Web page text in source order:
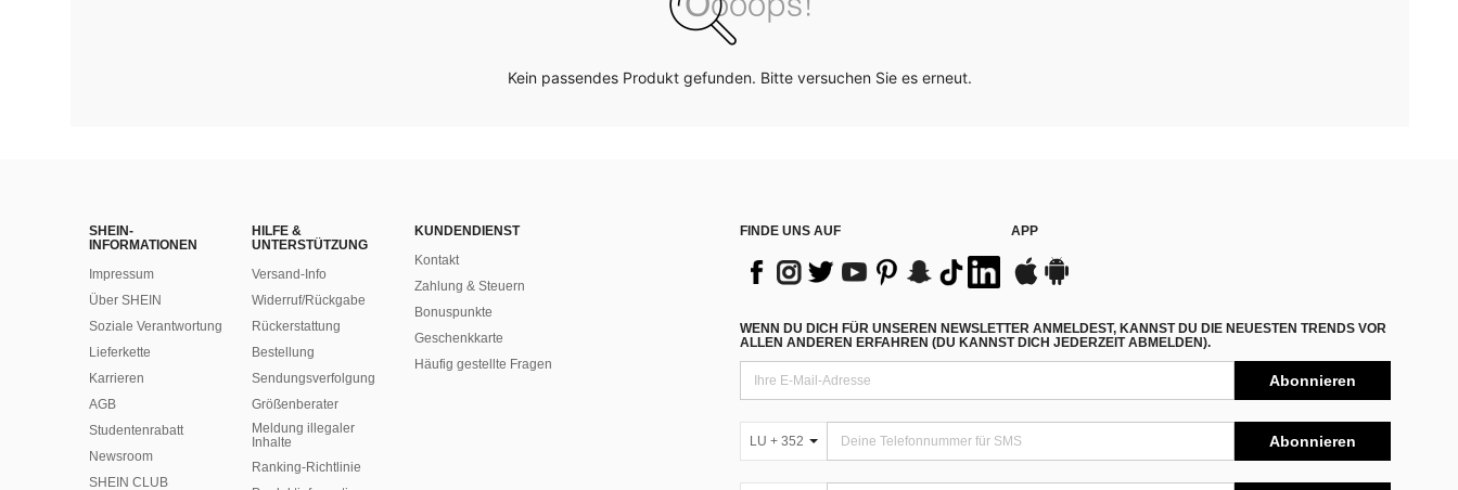
Kein passendes Produkt gefunden. Bitte versuchen Sie es erneut.
SHEIN-
INFORMATIONEN
Impressum
Über SHEIN
Soziale Verantwortung
Lieferkette
Karrieren
AGB
Studentenrabatt
Newsroom
SHEIN CLUB
HILFE &
UNTERSTÜTZUNG
Versand-Info
Widerruf/Rückgabe
Rückerstattung
Bestellung
Sendungsverfolgung
Größenberater
Meldung illegaler
Inhalte
Ranking-Richtlinie
KUNDENDIENST
Kontakt
Zahlung & Steuern
Bonuspunkte
Geschenkkarte
Häufig gestellte Fragen
FINDE UNS AUF APP
WENN DU DICH FÜR UNSEREN NEWSLETTER ANMELDEST, KANNST DU DIE NEUESTEN TRENDS VOR
ALLEN ANDEREN ERFAHREN (DU KANNST DICH JEDERZEIT ABMELDEN).
Abonnieren
LU + 352 Abonnieren